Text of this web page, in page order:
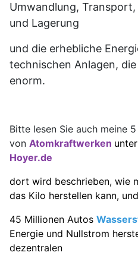
Umwandlung,
und Lagerung
und die erhebliche
technischen Anlagen,
enorm.
Bitte lesen Sie auch meine
von Atomkraftwerken unter
Hoyer.de
dort wird beschrieben, wie
das Kilo herstellen kann,
45 Millionen Autos
Energie und Nullstrom
dezentralen